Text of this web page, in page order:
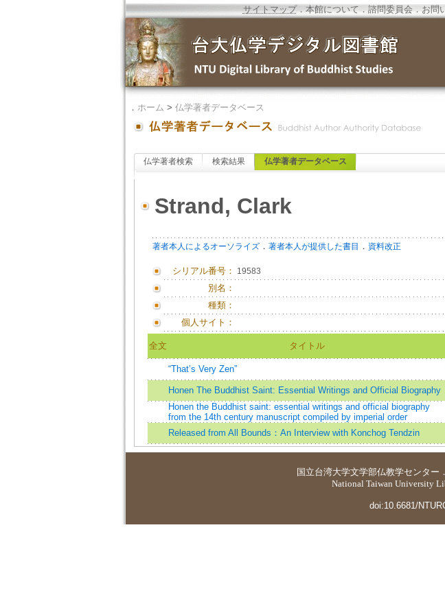
サイトマップ．本館について．諮問委員会． お問
． ホーム > 仏学著者データベース
仏学著者検索 検索結果 仏学著者データベース
Strand, Clark
著者本人によるオーソライズ． 著者本人が提供した書目 ． 資料改正
シリアル番号： 19583
別名：
種類：
個人サイト：
全文 タイトル
“That’s Very Zen”
Honen The Buddhist Saint: Essential Writings and Official Biography
Honen the Buddhist saint: essential writings and official biography
from the 14th century manuscript compiled by imperial order
Released from All Bounds：An Interview with Konchog Tendzin
国立台湾大学文学部仏教学センター ．
National Taiwan University
doi:10.6681/